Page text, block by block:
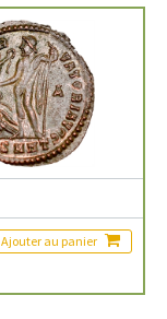
Ajouter au panier